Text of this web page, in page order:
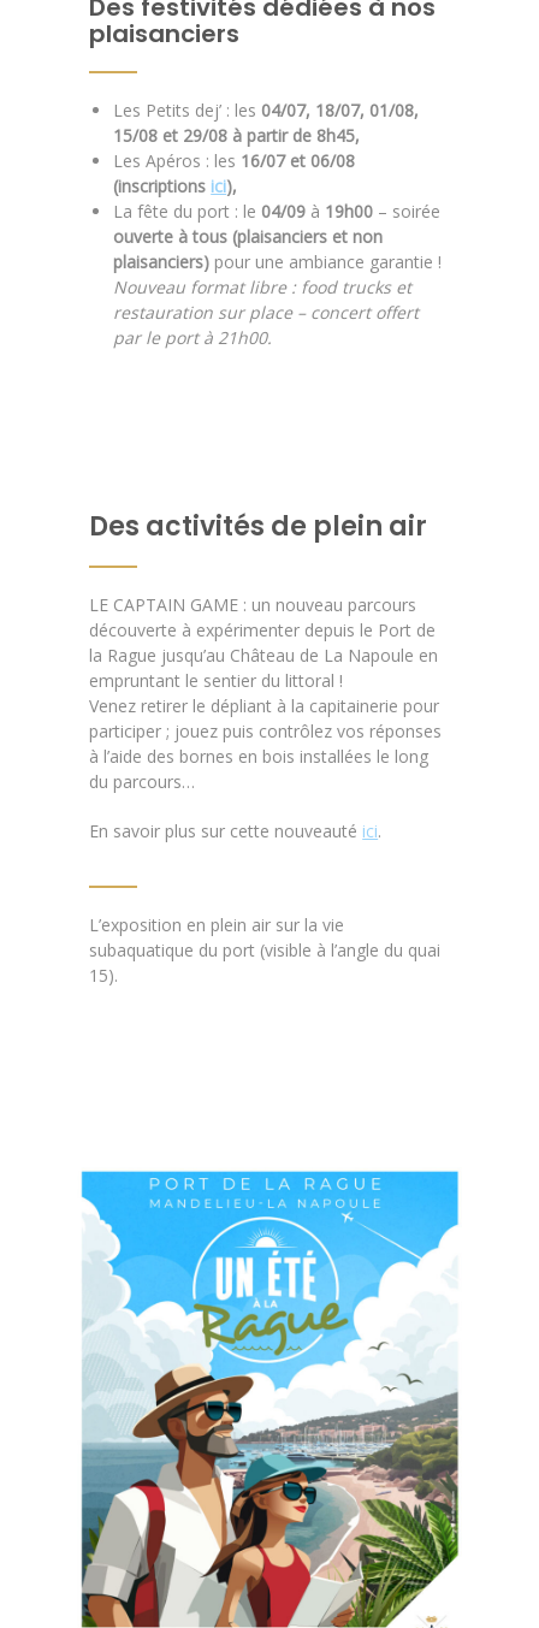
Des festivités dédiées à nos
plaisanciers
Les Petits dej’ : les 04/07, 18/07, 01/08,
15/08 et 29/08 à partir de 8h45,
Les Apéros : les 16/07 et 06/08
(inscriptions ici),
La fête du port : le 04/09 à 19h00 – soirée
ouverte à tous (plaisanciers et non
plaisanciers) pour une ambiance garantie !
Nouveau format libre : food trucks et
restauration sur place – concert offert
par le port à 21h00.
Des activités de plein air
LE CAPTAIN GAME : un nouveau parcours
découverte à expérimenter depuis le Port de
la Rague jusqu’au Château de La Napoule en
empruntant le sentier du littoral !
Venez retirer le dépliant à la capitainerie pour
participer ; jouez puis contrôlez vos réponses
à l’aide des bornes en bois installées le long
du parcours…
En savoir plus sur cette nouveauté ici.
L’exposition en plein air sur la vie
subaquatique du port (visible à l’angle du quai
15).